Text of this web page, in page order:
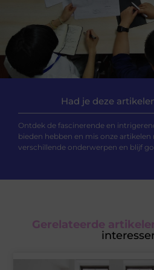
Had je deze
Ontdek de fascinerende en
bieden hebben en mis onze artikelen
verschillende onderwerpen en blijf
Gerelateerde